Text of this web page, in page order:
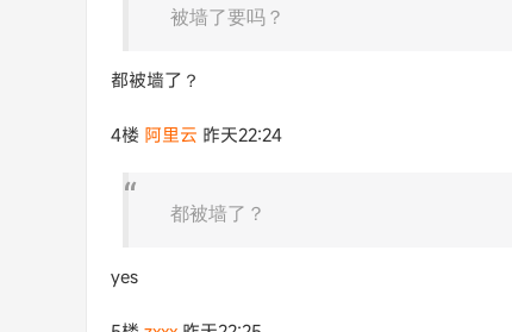
被墙了要吗？
都被墙了？
4楼 阿里云 昨天22:24
都被墙了？
yes